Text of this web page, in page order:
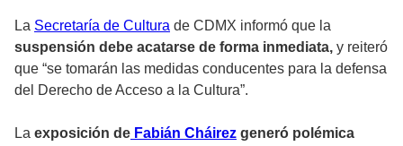
La Secretaría de Cultura de CDMX informó que la
suspensión debe acatarse de forma inmediata, y reiteró
que “se tomarán las medidas conducentes para la defensa
del Derecho de Acceso a la Cultura”.
La exposición de Fabián Cháirez generó polémica